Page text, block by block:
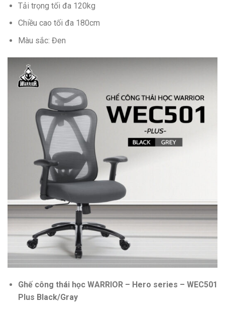
Tải trọng tối đa 120kg
Chiều cao tối đa 180cm
Màu sắc: Đen
Ghế công thái học WARRIOR – Hero series – WEC501
Plus Black/Gray